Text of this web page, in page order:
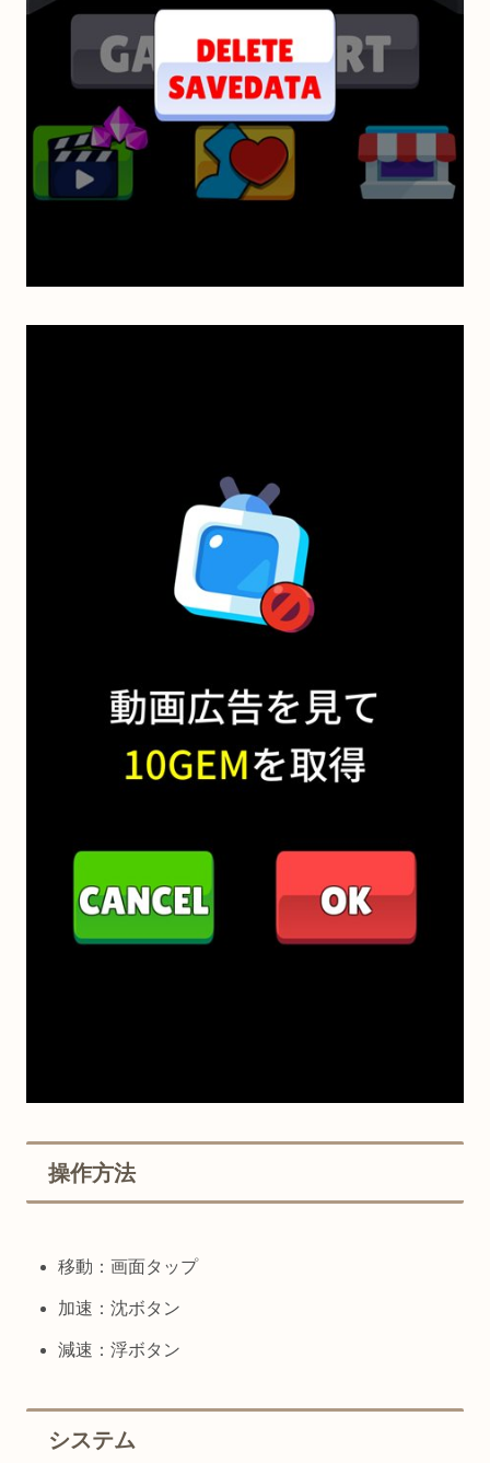
操作方法
移動：画面タップ
加速：沈ボタン
減速：浮ボタン
システム